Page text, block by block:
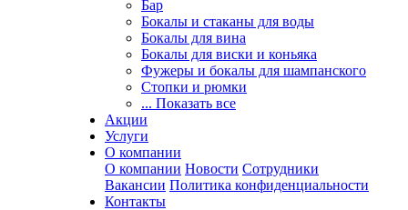
Бар
Бокалы и стаканы для воды
Бокалы для вина
Бокалы для виски и коньяка
Фужеры и бокалы для шампанского
Стопки и рюмки
... Показать все
Акции
Услуги
О компании
О компании Новости Сотрудники
Вакансии Политика конфиденциальности
Контакты